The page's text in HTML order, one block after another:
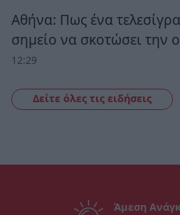
Αθήνα: Πως ένα
σημείο να σκοτώσει την
12:29
Δείτε όλες τις ειδήσεις
Άμεση